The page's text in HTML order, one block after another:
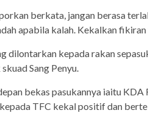
berkata, jangan berasa
apabila kalah. Kekalkan
dilontarkan kepada rakan
Sang Penyu.
bekas pasukannya iaitu KDA
TFC kekal positif dan